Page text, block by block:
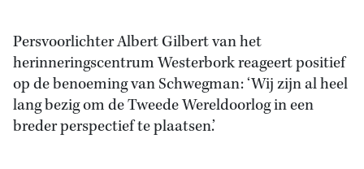
Persvoorlichter Albert Gilbert van het
herinneringscentrum Westerbork reageert positief
op de benoeming van Schwegman: ‘Wij zijn al heel
lang bezig om de Tweede Wereldoorlog in een
breder perspectief te plaatsen.’